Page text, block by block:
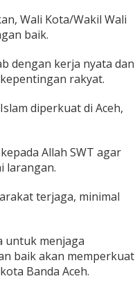
Wali Kota/Wakil Wali
baik.
dengan kerja nyata dan
rakyat.
diperkuat di Aceh,
Allah SWT agar
larangan.
terjaga, minimal
untuk menjaga
baik akan memperkuat
Banda Aceh.